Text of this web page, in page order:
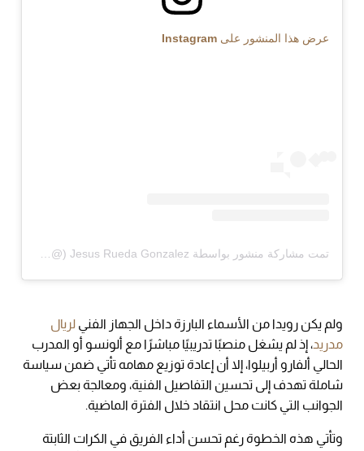
عرض هذا المنشور على Instagram
تمت مشاركة منشور بواسطة ‏‎Jesus Rueda Gonzalez‎‏ (@‏‎jesusruedagonzalez‎‏)
ولم يكن رويدا من الأسماء البارزة داخل الجهاز الفني لريال
مدريد، إذ لم يشغل منصبًا تدريبيًا مباشرًا مع ألونسو أو المدرب
الحالي ألفارو أربيلوا، إلا أن إعادة توزيع مهامه تأتي ضمن سياسة
شاملة تهدف إلى تحسين التفاصيل الفنية، ومعالجة بعض
الجوانب التي كانت محل انتقاد خلال الفترة الماضية.
وتأتي هذه الخطوة رغم تحسن أداء الفريق في الكرات الثابتة